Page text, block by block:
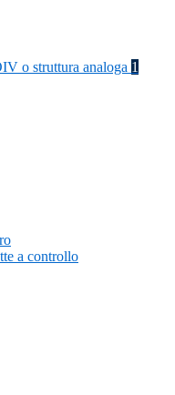
o struttura analoga 1
a controllo